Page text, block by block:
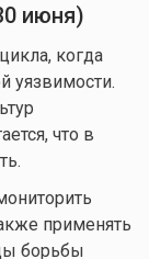
июня)
когда
уязвимости.
что в
применять
борьбы